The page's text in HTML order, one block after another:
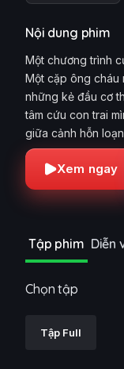
Nội dung phim
Một chương trình
Một cặp ông cháu
những kẻ đầu cơ
tâm cứu con trai
giữa cảnh hỗn
Xem ngay
Tập phim Diễn
Chọn tập
Tập Full